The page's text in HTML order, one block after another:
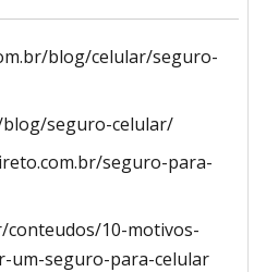
blog/celular/seguro-
seguro-celular/
seguro-para-
10-motivos-
um-seguro-para-celular